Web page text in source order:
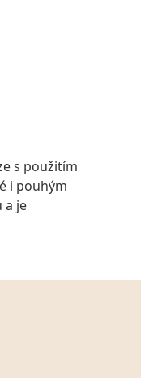
s použitím
i pouhým
a je